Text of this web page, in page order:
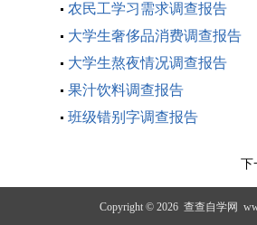
农民工学习需求调查报告
大学生奢侈品消费调查报告
大学生熬夜情况调查报告
果汁饮料调查报告
班级错别字调查报告
下
Copyright © 2026 查查自学网